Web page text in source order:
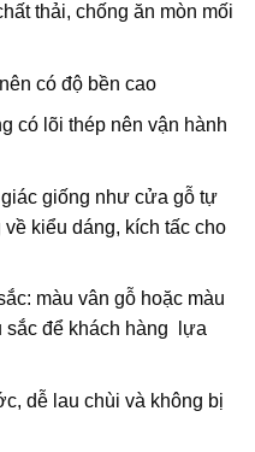
thải, chống ăn mòn mối
có độ bền cao
có lõi thép nên vận hành
giống như cửa gỗ tự
kiểu dáng, kích tấc cho
màu vân gỗ hoặc màu
sắc để khách hàng lựa
dễ lau chùi và không bị